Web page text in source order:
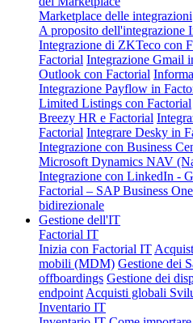
Marketplace delle integrazioni
A proposito dell'integrazione
Integrazione di ZKTeco con
Factorial Integrazione Gmail
Outlook con Factorial
Integrazione Payflow in
Limited Listings con Factorial
Breezy HR e Factorial
Factorial Integrare Desky in
Integrazione con Business
Microsoft Dynamics NAV
Integrazione con LinkedIn -
Factorial – SAP Business One
bidirezionale
Gestione dell'IT
Factorial IT
Inizia con Factorial IT
mobili (MDM) Gestione dei
offboardings Gestione dei
endpoint Acquisti globali
Inventario IT